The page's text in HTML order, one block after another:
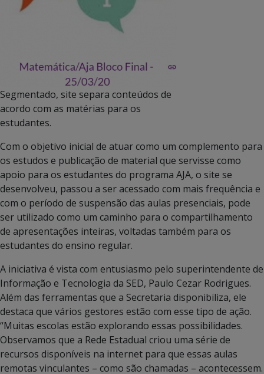
Segmentado, site separa conteúdos de
acordo com as matérias para os
estudantes.
Com o objetivo inicial de atuar como um complemento para
os estudos e publicação de material que servisse como
apoio para os estudantes do programa AJA, o site se
desenvolveu, passou a ser acessado com mais frequência e
com o período de suspensão das aulas presenciais, pode
ser utilizado como um caminho para o compartilhamento
de apresentações inteiras, voltadas também para os
estudantes do ensino regular.
A iniciativa é vista com entusiasmo pelo superintendente de
Informação e Tecnologia da SED, Paulo Cezar Rodrigues.
Além das ferramentas que a Secretaria disponibiliza, ele
destaca que vários gestores estão com esse tipo de ação.
“Muitas escolas estão explorando essas possibilidades.
Observamos que a Rede Estadual criou uma série de
recursos disponíveis na internet para que essas aulas
remotas vinculantes – como são chamadas – acontecessem.